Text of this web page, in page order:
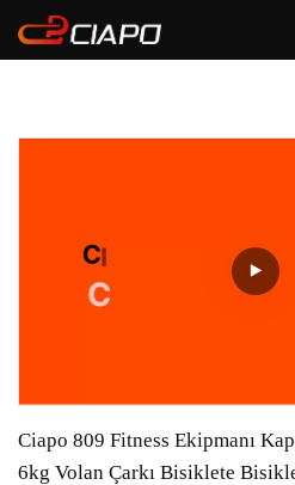
Ciapo 809 Fitness Ekipmanı
6kg Volan Çarkı Bisiklete